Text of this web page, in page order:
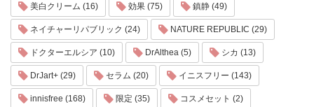
美白クリーム (16) 効果 (75) 鎮静 (49)
ネイチャーリパブリック (24) NATURE REPUBLIC (29)
ドクターエルシア (10) DrAlthea (5) シカ (13)
DrJart+ (29) セラム (20) イニスフリー (143)
innisfree (168) 限定 (35) コスメセット (2)